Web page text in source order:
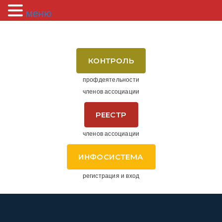
КОНТРОЛЬ
профдеятельности
членов ассоциации
РЕЕСТР
членов ассоциации
ИНФОСИСТЕМА
регистрация и вход
меню